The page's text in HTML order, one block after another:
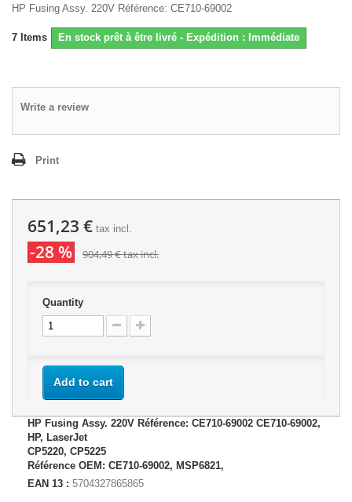
HP Fusing Assy. 220V Référence: CE710-69002
7 Items En stock prêt à être livré - Expédition : Immédiate
Write a review
Print
651,23 € tax incl.
-28 % 904,49 €tax incl.
Quantity
Add to cart
HP Fusing Assy. 220V Référence: CE710-69002 CE710-69002,
HP, LaserJet
CP5220, CP5225
Référence OEM: CE710-69002, MSP6821,
EAN 13 : 5704327865865